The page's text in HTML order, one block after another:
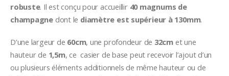
robuste. Il est conçu pour accueillir 40 magnums de
champagne dont le diamètre est supérieur à 130mm.
D’une largeur de 60cm, une profondeur de 32cmet une
hauteur de 1,5m, ce casier de base peut recevoir l’ajout d’un
ou plusieurs éléments additionnels de même hauteur ou de